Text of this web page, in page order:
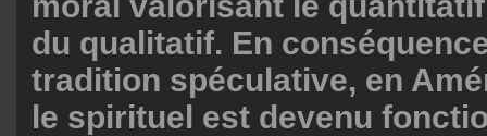
du qualitatif. En
tradition spéculative, en
le spirituel est devenu